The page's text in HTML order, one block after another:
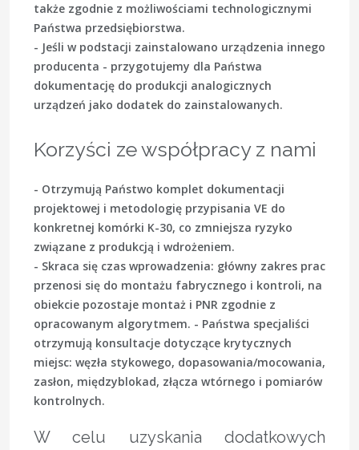
także zgodnie z możliwościami technologicznymi
Państwa przedsiębiorstwa.
- Jeśli w podstacji zainstalowano urządzenia innego
producenta - przygotujemy dla Państwa
dokumentację do produkcji analogicznych
urządzeń jako dodatek do zainstalowanych.
Korzyści ze współpracy z nami
- Otrzymują Państwo komplet dokumentacji
projektowej i metodologię przypisania VE do
konkretnej komórki K-30, co zmniejsza ryzyko
związane z produkcją i wdrożeniem.
- Skraca się czas wprowadzenia: główny zakres prac
przenosi się do montażu fabrycznego i kontroli, na
obiekcie pozostaje montaż i PNR zgodnie z
opracowanym algorytmem. - Państwa specjaliści
otrzymują konsultacje dotyczące krytycznych
miejsc: węzła stykowego, dopasowania/mocowania,
zasłon, międzyblokad, złącza wtórnego i pomiarów
kontrolnych.
W celu uzyskania dodatkowych